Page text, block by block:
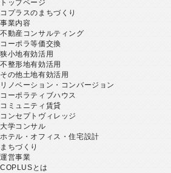
トップページ
コプラスのまちづくり
事業内容
不動産コンサルティング
コーポラ等価交換
狭小地有効活用
不整形地有効活用
その他土地有効活用
リノベーション・コンバージョン
コーポラティブハウス
コミュニティ賃貸
コンセプトヴィレッジ
大学コンサル
ホテル・オフィス・住宅設計
まちづくり
運営事業
COPLUSとは